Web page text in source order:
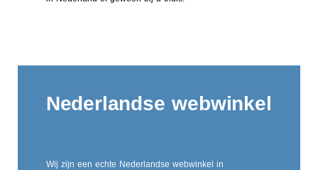
Nederlandse webwinkel
Wij zijn een echte Nederlandse webwinkel in